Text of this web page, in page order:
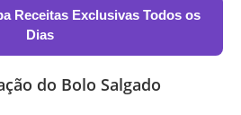
Receitas Exclusivas Todos os
Dias
do Bolo Salgado